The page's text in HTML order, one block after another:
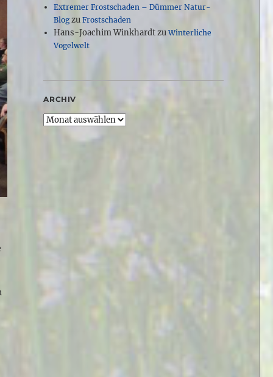
Extremer Frostschaden – Dümmer Natur-
Blogzu Frostschaden
Hans-Joachim WinkhardtzuWinterliche
Vogelwelt
ARCHIV
Archiv